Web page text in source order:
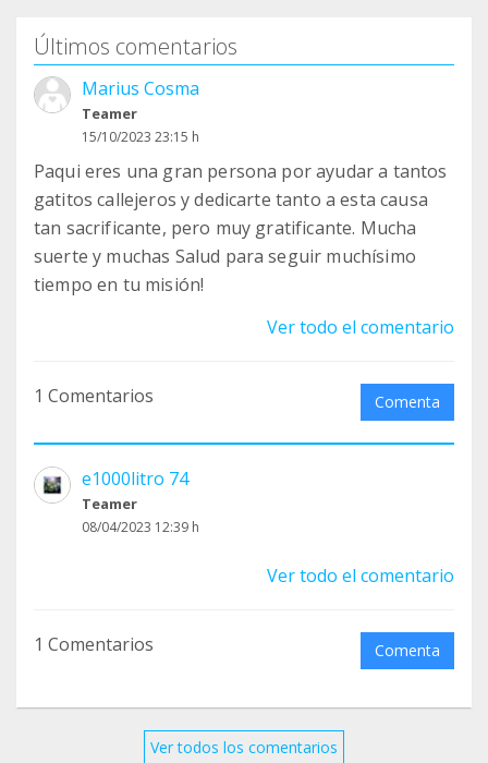
Últimos comentarios
Marius Cosma
Teamer
15/10/2023 23:15 h
Paqui eres una gran persona por ayudar a tantos
gatitos callejeros y dedicarte tanto a esta causa
tan sacrificante, pero muy gratificante. Mucha
suerte y muchas Salud para seguir muchísimo
tiempo en tu misión!
Ver todo el comentario
1 Comentarios Comenta
e1000litro 74
Teamer
08/04/2023 12:39 h
Ver todo el comentario
1 Comentarios Comenta
Ver todos los comentarios